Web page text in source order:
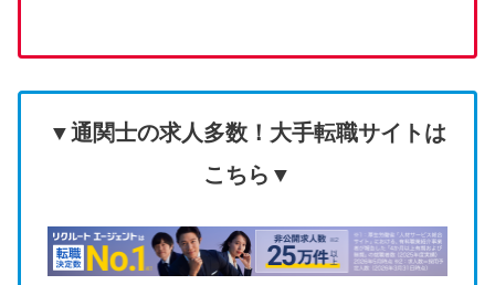
▼通関士の求人多数！大手転職サイトは
こちら▼